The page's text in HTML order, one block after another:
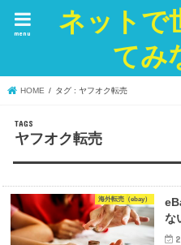
ネットで
てみ
menu
HOME タグ : ヤフオク転売
ヤフオク転売
海外転売（ebay）
な